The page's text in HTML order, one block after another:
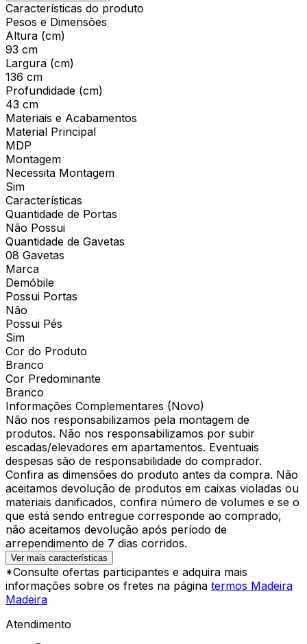
Características do produto
Pesos e Dimensões
Altura (cm)
93 cm
Largura (cm)
136 cm
Profundidade (cm)
43 cm
Materiais e Acabamentos
Material Principal
MDP
Montagem
Necessita Montagem
Sim
Características
Quantidade de Portas
Não Possui
Quantidade de Gavetas
08 Gavetas
Marca
Demóbile
Possui Portas
Não
Possui Pés
Sim
Cor do Produto
Branco
Cor Predominante
Branco
Informações Complementares (Novo)
Não nos responsabilizamos pela montagem de
produtos. Não nos responsabilizamos por subir
escadas/elevadores em apartamentos. Eventuais
despesas são de responsabilidade do comprador.
Confira as dimensões do produto antes da compra. Não
aceitamos devolução de produtos em caixas violadas ou
materiais danificados, confira número de volumes e se o
que está sendo entregue corresponde ao comprado,
não aceitamos devolução após período de
arrependimento de 7 dias corridos.
Ver mais características
*Consulte ofertas participantes e adquira mais
informações sobre os fretes na página termos Madeira
Madeira
Atendimento